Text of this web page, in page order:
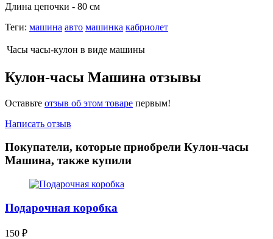
Длина цепочки - 80 см
Теги: машина авто машинка кабриолет
Часы часы-кулон в виде машины
Кулон-часы Машина отзывы
Оставьте отзыв об этом товаре первым!
Написать отзыв
Покупатели, которые приобрели Кулон-часы
Машина, также купили
Подарочная коробка
150 ₽